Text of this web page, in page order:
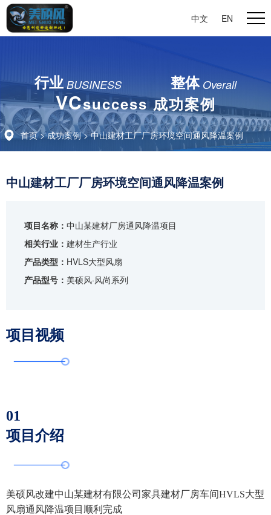
中文 EN
行业 BUSINESS 整体 Overall
VCsuccess 成功案例
首页>成功案例> 中山建材工厂厂房环境空间通风降温案例
中山建材工厂厂房环境空间通风降温案例
项目名称： 中山某建材厂房通风降温项目
相关行业： 建材生产行业
产品类型： HVLS大型风扇
产品型号： 美硕风·风尚系列
项目视频
01
项目介绍
美硕风改建中山某建材有限公司家具建材厂房车间HVLS大型
风扇通风降温项目顺利完成